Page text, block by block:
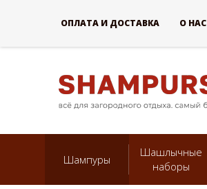
Шампуры
Шашлычные
наборы
ОПЛАТА И ДОСТАВКА О НАС